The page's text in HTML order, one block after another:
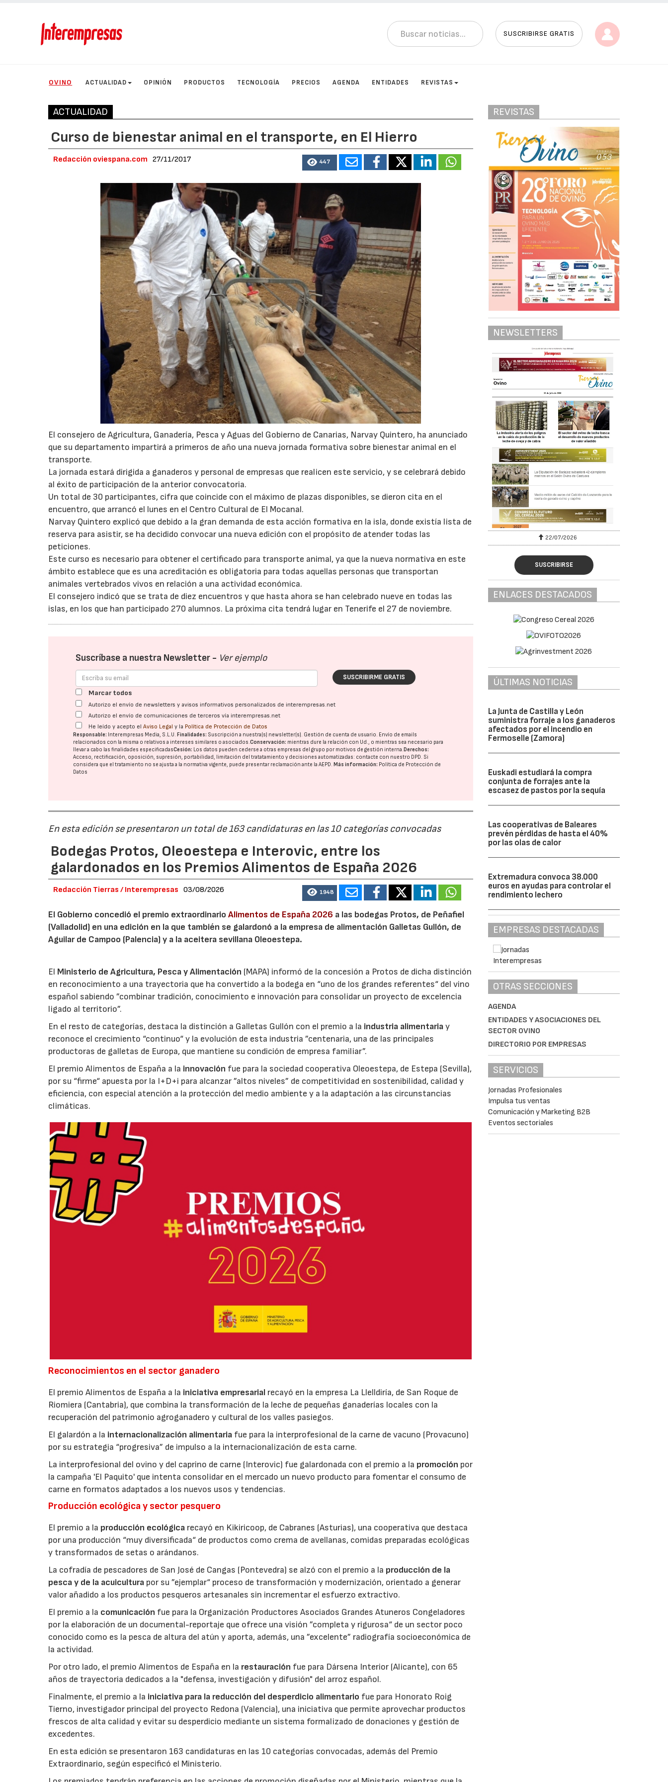
SUSCRIBIRSE GRATIS
OVINO ACTUALIDAD OPINIÓN PRODUCTOS TECNOLOGÍA PRECIOS AGENDA ENTIDADES REVISTAS
ACTUALIDAD
Curso de bienestar animal en el transporte, en El Hierro
Redacción oviespana.com 27/11/2017 447
El consejero de Agricultura, Ganadería, Pesca y Aguas del Gobierno de Canarias, Narvay Quintero, ha anunciado
que su departamento impartirá a primeros de año una nueva jornada formativa sobre bienestar animal en el
transporte.
La jornada estará dirigida a ganaderos y personal de empresas que realicen este servicio, y se celebrará debido
al éxito de participación de la anterior convocatoria.
Un total de 30 participantes, cifra que coincide con el máximo de plazas disponibles, se dieron cita en el
encuentro, que arrancó el lunes en el Centro Cultural de El Mocanal.
Narvay Quintero explicó que debido a la gran demanda de esta acción formativa en la isla, donde existía lista de
reserva para asistir, se ha decidido convocar una nueva edición con el propósito de atender todas las
peticiones.
Este curso es necesario para obtener el certificado para transporte animal, ya que la nueva normativa en este
ámbito establece que es una acreditación es obligatoria para todas aquellas personas que transportan
animales vertebrados vivos en relación a una actividad económica.
El consejero indicó que se trata de diez encuentros y que hasta ahora se han celebrado nueve en todas las
islas, en los que han participado 270 alumnos. La próxima cita tendrá lugar en Tenerife el 27 de noviembre.
Suscríbase a nuestra Newsletter - Ver ejemplo
SUSCRIBIRME GRATIS
Marcar todos
Autorizo el envío de newsletters y avisos informativos personalizados de interempresas.net
Autorizo el envío de comunicaciones de terceros vía interempresas.net
He leído y acepto elAviso Legal y la Política de Protección de Datos
Responsable: Interempresas Media, S.L.U.Finalidades: Suscripción a nuestra(s) newsletter(s). Gestión de cuenta de usuario. Envío de emails
relacionados con la misma o relativos a intereses similares o asociados.Conservación: mientras dure la relación con Ud., o mientras sea necesario para
llevar a cabo las finalidades especificadasCesión: Los datos pueden cederse a otras empresas del grupo por motivos de gestión interna.Derechos:
Acceso, rectificación, oposición, supresión, portabilidad, limitación del tratatamiento y decisiones automatizadas: contacte con nuestro DPD. Si
considera que el tratamiento no se ajusta a la normativa vigente, puede presentar reclamación ante laAEPD.Más información: Política de Protección de
Datos
En esta edición se presentaron un total de 163 candidaturas en las 10 categorías convocadas
Bodegas Protos, Oleoestepa e Interovic, entre los
galardonados en los Premios Alimentos de España 2026
Redacción Tierras / Interempresas 03/08/2026 1948
El Gobierno concedió el premio extraordinarioAlimentos de España 2026 a las bodegas Protos, de Peñafiel
(Valladolid) en una edición en la que también se galardonó a la empresa de alimentación Galletas Gullón, de
Aguilar de Campoo (Palencia) y a la aceitera sevillana Oleoestepa.
El Ministerio de Agricultura, Pesca y Alimentación (MAPA) informó de la concesión a Protos de dicha distinción
en reconocimiento a una trayectoria que ha convertido a la bodega en “uno de los grandes referentes“ del vino
español sabiendo ”combinar tradición, conocimiento e innovación para consolidar un proyecto de excelencia
ligado al territorio”.
En el resto de categorías, destaca la distinción a Galletas Gullón con el premio a la industria alimentariay
reconoce el crecimiento “continuo“ y la evolución de esta industria ”centenaria, una de las principales
productoras de galletas de Europa, que mantiene su condición de empresa familiar”.
El premio Alimentos de España a la innovación fue para la sociedad cooperativa Oleoestepa, de Estepa (Sevilla),
por su “firme“ apuesta por la I+D+i para alcanzar ”altos niveles” de competitividad en sostenibilidad, calidad y
eficiencia, con especial atención a la protección del medio ambiente y a la adaptación a las circunstancias
climáticas.
Reconocimientos en el sector ganadero
El premio Alimentos de España a la iniciativa empresarial recayó en la empresa La Llelldiría, de San Roque de
Riomiera (Cantabria), que combina la transformación de la leche de pequeñas ganaderías locales con la
recuperación del patrimonio agroganadero y cultural de los valles pasiegos.
El galardón a la internacionalización alimentaria fue para la interprofesional de la carne de vacuno (Provacuno)
por su estrategia “progresiva” de impulso a la internacionalización de esta carne.
La interprofesional del ovino y del caprino de carne (Interovic) fue galardonada con el premio a la promoción por
la campaña 'El Paquito' que intenta consolidar en el mercado un nuevo producto para fomentar el consumo de
carne en formatos adaptados a los nuevos usos y tendencias.
Producción ecológica y sector pesquero
El premio a la producción ecológica recayó en Kikiricoop, de Cabranes (Asturias), una cooperativa que destaca
por una producción “muy diversificada“ de productos como crema de avellanas, comidas preparadas ecológicas
y transformados de setas o arándanos.
La cofradía de pescadores de San José de Cangas (Pontevedra) se alzó con el premio a la producción de la
pesca y de la acuicultura por su ”ejemplar“ proceso de transformación y modernización, orientado a generar
valor añadido a los productos pesqueros artesanales sin incrementar el esfuerzo extractivo.
El premio a la comunicación fue para la Organización Productores Asociados Grandes Atuneros Congeladores
por la elaboración de un documental-reportaje que ofrece una visión ”completa y rigurosa“ de un sector poco
conocido como es la pesca de altura del atún y aporta, además, una ”excelente” radiografía socioeconómica de
la actividad.
Por otro lado, el premio Alimentos de España en la restauración fue para Dársena Interior (Alicante), con 65
años de trayectoria dedicados a la "defensa, investigación y difusión" del arroz español.
Finalmente, el premio a la iniciativa para la reducción del desperdicio alimentario fue para Honorato Roig
Tierno, investigador principal del proyecto Redona (Valencia), una iniciativa que permite aprovechar productos
frescos de alta calidad y evitar su desperdicio mediante un sistema formalizado de donaciones y gestión de
excedentes.
En esta edición se presentaron 163 candidaturas en las 10 categorías convocadas, además del Premio
Extraordinario, según especificó el Ministerio.
REVISTAS
NEWSLETTERS
22/07/2026 29/07/2026 22/07/2026
SUSCRIBIRSE
ENLACES DESTACADOS
ÚLTIMAS NOTICIAS
La Junta de Castilla y León
suministra forraje a los ganaderos
afectados por el incendio en
Fermoselle (Zamora)
Euskadi estudiará la compra
conjunta de forrajes ante la
escasez de pastos por la sequía
Las cooperativas de Baleares
prevén pérdidas de hasta el 40%
por las olas de calor
Extremadura convoca 38.000
euros en ayudas para controlar el
rendimiento lechero
EMPRESAS DESTACADAS
OTRAS SECCIONES
AGENDA
ENTIDADES Y ASOCIACIONES DEL
SECTOR OVINO
DIRECTORIO POR EMPRESAS
SERVICIOS
Jornadas Profesionales
Impulsa tus ventas
Comunicación y Marketing B2B
Eventos sectoriales